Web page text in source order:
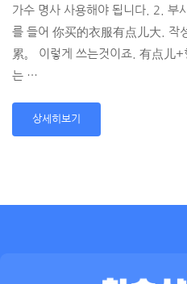
가수 명사 사용해야 됩니다. 2. 부
를 들어 你买的衣服有点儿大. 작
累。 이렇게 쓰는것이죠. 有点儿
는 …
상세히보기